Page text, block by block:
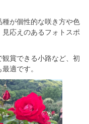
種が個性的な咲き方や色
応えのあるフォトスポ
賞できる小路など、初
適です。